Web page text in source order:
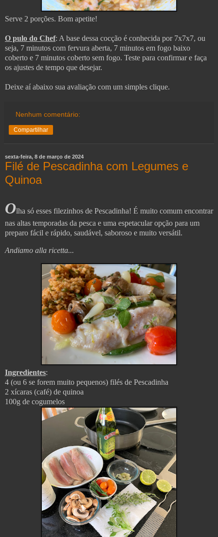
Serve 2 porções. Bom apetite!
O pulo do Chef: A base dessa cocção é conhecida por 7x7x7, ou
seja, 7 minutos com fervura aberta, 7 minutos em fogo baixo
coberto e 7 minutos coberto sem fogo. Teste para confirmar e faça
os ajustes de tempo que desejar.
Deixe aí abaixo sua avaliação com um simples clique.
Nenhum comentário:
Compartilhar
sexta-feira, 8 de março de 2024
Filé de Pescadinha com Legumes e
Quinoa
Olha só esses filezinhos de Pescadinha! É muito comum encontrar
nas altas temporadas da pesca e uma espetacular opção para um
preparo fácil e rápido, saudável, saboroso e muito versátil.
Andiamo alla ricetta...
Ingredientes:
4 (ou 6 se forem muito pequenos) filés de Pescadinha
2 xícaras (café) de quinoa
100g de cogumelos